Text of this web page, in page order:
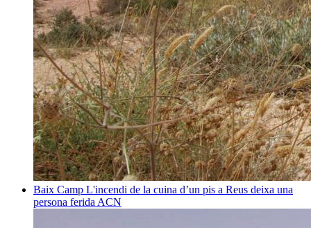
Baix Camp L'incendi de la cuina d’un pis a Reus deixa una
persona ferida ACN